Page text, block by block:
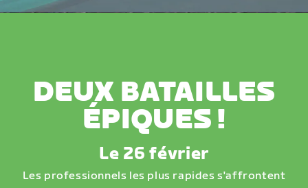
DEUX BATAILLES
ÉPIQUES !
Le 26 février
Les professionnels les plus rapides s'affrontent